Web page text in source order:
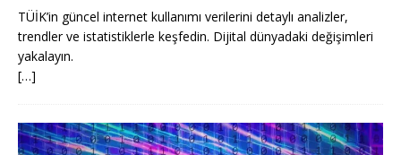
TÜİK’in güncel internet kullanımı verilerini detaylı analizler,
trendler ve istatistiklerle keşfedin. Dijital dünyadaki değişimleri
yakalayın.
[…]